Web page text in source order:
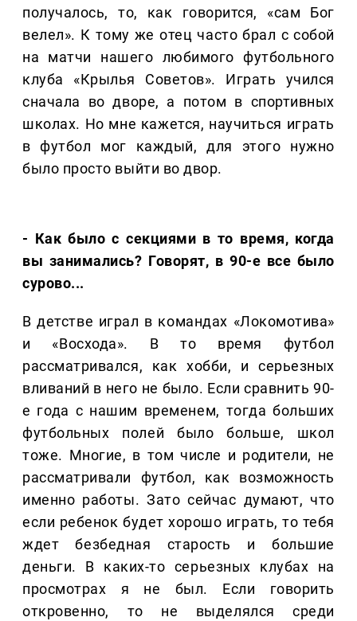
получалось, то, как говорится, «сам Бог
велел». К тому же отец часто брал с собой
на матчи нашего любимого футбольного
клуба «Крылья Советов». Играть учился
сначала во дворе, а потом в спортивных
школах. Но мне кажется, научиться играть
в футбол мог каждый, для этого нужно
было просто выйти во двор.
- Как было с секциями в то время, когда
вы занимались? Говорят, в 90-е все было
сурово...
В детстве играл в командах «Локомотива»
и «Восхода». В то время футбол
рассматривался, как хобби, и серьезных
вливаний в него не было. Если сравнить 90-
е года с нашим временем, тогда больших
футбольных полей было больше, школ
тоже. Многие, в том числе и родители, не
рассматривали футбол, как возможность
именно работы. Зато сейчас думают, что
если ребенок будет хорошо играть, то тебя
ждет безбедная старость и большие
деньги. В каких-то серьезных клубах на
просмотрах я не был. Если говорить
откровенно, то не выделялся среди